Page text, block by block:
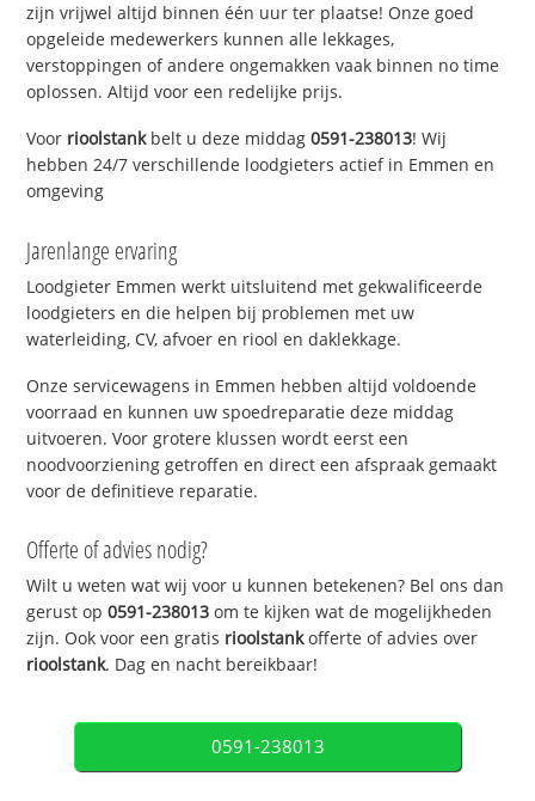
zijn vrijwel altijd binnen één uur ter plaatse! Onze goed
opgeleide medewerkers kunnen alle lekkages,
verstoppingen of andere ongemakken vaak binnen no time
oplossen. Altijd voor een redelijke prijs.
Voor rioolstankbelt u deze middag0591-238013! Wij
hebben 24/7 verschillende loodgieters actief in Emmen en
omgeving
Jarenlange ervaring
Loodgieter Emmen werkt uitsluitend met gekwalificeerde
loodgieters en die helpen bij problemen met uw
waterleiding, CV, afvoer en riool en daklekkage.
Onze servicewagens in Emmen hebben altijd voldoende
voorraad en kunnen uw spoedreparatie deze middag
uitvoeren. Voor grotere klussen wordt eerst een
noodvoorziening getroffen en direct een afspraak gemaakt
voor de definitieve reparatie.
Offerte of advies nodig?
Wilt u weten wat wij voor u kunnen betekenen? Bel ons dan
gerust op0591-238013 om te kijken wat de mogelijkheden
zijn. Ook voor een gratis rioolstankofferte of advies over
rioolstank. Dag en nacht bereikbaar!
0591-238013